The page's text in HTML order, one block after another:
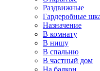
Раздвижные
Гардеробные
Назначение
В комнату
В нишу
В спальню
В частный дом
На балкон